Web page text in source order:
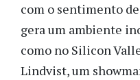
com o sentimento
gera um ambiente
como no Silicon
Lindvist, um